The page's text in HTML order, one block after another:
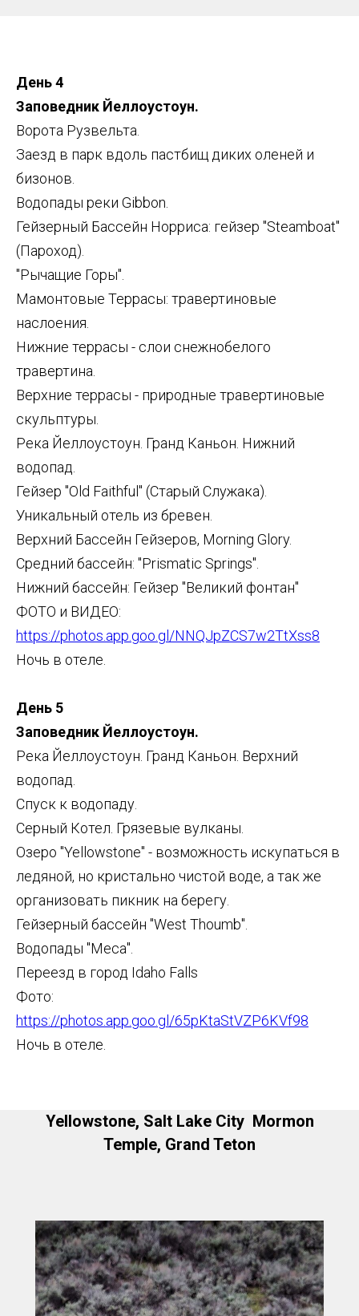
День 4
Заповедник Йеллоустоун.
Ворота Рузвельта.
Заезд в парк вдоль пастбищ диких оленей и
бизонов.
Водопады реки Gibbon.
Гейзерный Бассейн Норриса: гейзер "Steamboat"
(Пароход).
"Рычащие Горы".
Мамонтовые Террасы: травертиновые
наслоения.
Нижние террасы - слои снежнобелого
травертина.
Верхние террасы - природные травертиновые
скульптуры.
Река Йеллоустоун. Гранд Каньон. Нижний
водопад.
Гейзер "Old Faithful" (Старый Служака).
Уникальный отель из бревен.
Верхний Бассейн Гейзеров, Morning Glory.
Средний бассейн: "Prismatic Springs".
Нижний бассейн: Гейзер "Великий фонтан"
ФОТО и ВИДЕО:
https://photos.app.goo.gl/NNQJpZCS7w2TtXss8
Ночь в отеле.
День 5
Заповедник Йеллоустоун.
Река Йеллоустоун. Гранд Каньон. Верхний
водопад.
Спуск к водопаду.
Серный Котел. Грязевые вулканы.
Озеро "Yellowstone" - возможность искупаться в
ледяной, но кристально чистой воде, а так же
организовать пикник на берегу.
Гейзерный бассейн "West Thoumb".
​Водопады "Меса".
Переезд в город Idaho Falls
Фото:
https://photos.app.goo.gl/65pKtaStVZP6KVf98
Ночь в отеле.
Yellowstone, Salt Lake City Mormon
Temple, Grand Teton